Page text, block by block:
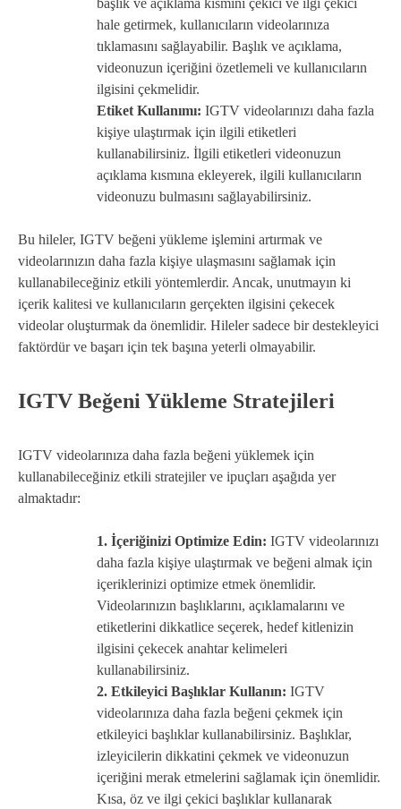
başlık ve açıklama kısmını çekici ve ilgi çekici
hale getirmek, kullanıcıların videolarınıza
tıklamasını sağlayabilir. Başlık ve açıklama,
videonuzun içeriğini özetlemeli ve kullanıcıların
ilgisini çekmelidir.
Etiket Kullanımı: IGTV videolarınızı daha fazla
kişiye ulaştırmak için ilgili etiketleri
kullanabilirsiniz. İlgili etiketleri videonuzun
açıklama kısmına ekleyerek, ilgili kullanıcıların
videonuzu bulmasını sağlayabilirsiniz.
Bu hileler, IGTV beğeni yükleme işlemini artırmak ve
videolarınızın daha fazla kişiye ulaşmasını sağlamak için
kullanabileceğiniz etkili yöntemlerdir. Ancak, unutmayın ki
içerik kalitesi ve kullanıcıların gerçekten ilgisini çekecek
videolar oluşturmak da önemlidir. Hileler sadece bir destekleyici
faktördür ve başarı için tek başına yeterli olmayabilir.
IGTV Beğeni Yükleme Stratejileri
IGTV videolarınıza daha fazla beğeni yüklemek için
kullanabileceğiniz etkili stratejiler ve ipuçları aşağıda yer
almaktadır:
1. İçeriğinizi Optimize Edin: IGTV videolarınızı
daha fazla kişiye ulaştırmak ve beğeni almak için
içeriklerinizi optimize etmek önemlidir.
Videolarınızın başlıklarını, açıklamalarını ve
etiketlerini dikkatlice seçerek, hedef kitlenizin
ilgisini çekecek anahtar kelimeleri
kullanabilirsiniz.
2. Etkileyici Başlıklar Kullanın: IGTV
videolarınıza daha fazla beğeni çekmek için
etkileyici başlıklar kullanabilirsiniz. Başlıklar,
izleyicilerin dikkatini çekmek ve videonuzun
içeriğini merak etmelerini sağlamak için önemlidir.
Kısa, öz ve ilgi çekici başlıklar kullanarak